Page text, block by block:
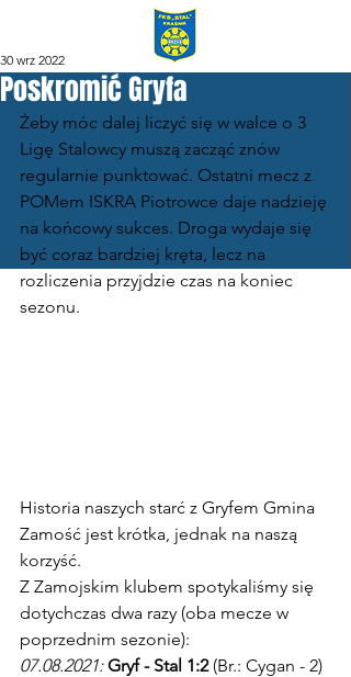
Poskromić Gryfa
30 wrz 2022
Żeby móc dalej liczyć się w walce o 3
Ligę Stalowcy muszą zacząć znów
regularnie punktować. Ostatni mecz z
POMem ISKRA Piotrowce daje nadzieję
na końcowy sukces. Droga wydaje się
być coraz bardziej kręta, lecz na
rozliczenia przyjdzie czas na koniec
sezonu.
Historia naszych starć z Gryfem Gmina
Zamość jest krótka, jednak na naszą
korzyść.
Z Zamojskim klubem spotykaliśmy się
dotychczas dwa razy (oba mecze w
poprzednim sezonie):
07.08.2021: Gryf - Stal 1:2 (Br.: Cygan - 2)